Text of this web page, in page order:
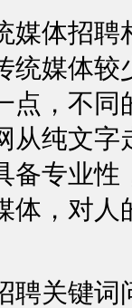
体招聘
统媒体较
点，不同
从纯文字
备专业
体，对
关键词